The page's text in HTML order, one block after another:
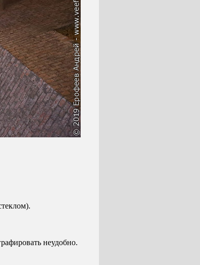
неудобно.